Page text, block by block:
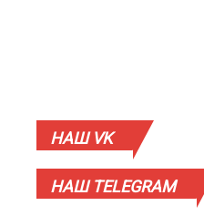
НАШVK
НАШTELEGRAM